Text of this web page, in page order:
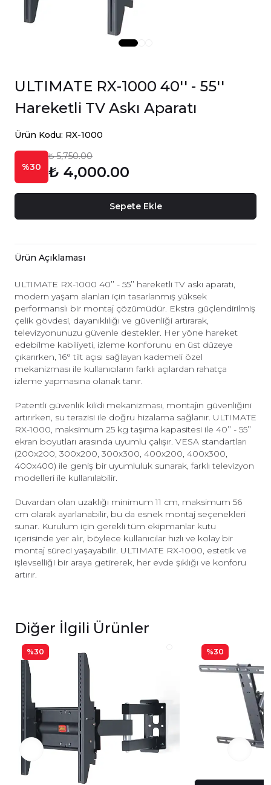
ULTIMATE RX-1000 40'' - 55''
Hareketli TV Askı Aparatı
Ürün Kodu: RX-1000
%30
₺ 5,750.00
₺ 4,000.00
Sepete Ekle
Ürün Açıklaması
ULTIMATE RX-1000 40’’ - 55’’ hareketli TV askı aparatı,
modern yaşam alanları için tasarlanmış yüksek
performanslı bir montaj çözümüdür. Ekstra güçlendirilmiş
çelik gövdesi, dayanıklılığı ve güvenliği artırarak,
televizyonunuzu güvenle destekler. Her yöne hareket
edebilme kabiliyeti, izleme konforunu en üst düzeye
çıkarırken, 16° tilt açısı sağlayan kademeli özel
mekanizması ile kullanıcıların farklı açılardan rahatça
izleme yapmasına olanak tanır.
Patentli güvenlik kilidi mekanizması, montajın güvenliğini
artırırken, su terazisi ile doğru hizalama sağlanır. ULTIMATE
RX-1000, maksimum 25 kg taşıma kapasitesi ile 40’’ - 55’’
ekran boyutları arasında uyumlu çalışır. VESA standartları
(200x200, 300x200, 300x300, 400x200, 400x300,
400x400) ile geniş bir uyumluluk sunarak, farklı televizyon
modelleri ile kullanılabilir.
Duvardan olan uzaklığı minimum 11 cm, maksimum 56
cm olarak ayarlanabilir, bu da esnek montaj seçenekleri
sunar. Kurulum için gerekli tüm ekipmanlar kutu
içerisinde yer alır, böylece kullanıcılar hızlı ve kolay bir
montaj süreci yaşayabilir. ULTIMATE RX-1000, estetik ve
işlevselliği bir araya getirerek, her evde şıklığı ve konforu
artırır.
Diğer İlgili Ürünler
%30 %30